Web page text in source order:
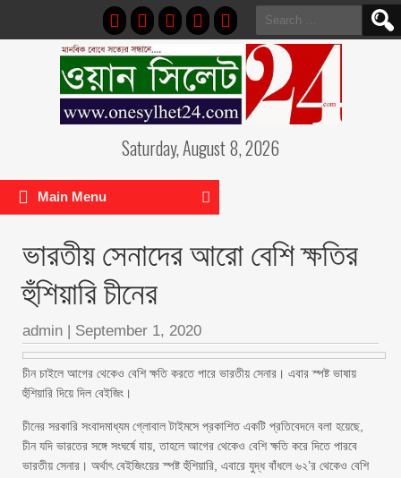
Search
for:
Saturday, August 8, 2026
Main Menu
ভারতীয় সেনাদের আরো বেশি ক্ষতির
হুঁশিয়ারি চীনের
admin | September 1, 2020
চীন চাইলে আগের থেকেও বেশি ক্ষতি করতে পারে ভারতীয় সেনার। এবার স্পষ্ট ভাষায়
হুঁশিয়ারি দিয়ে দিল বেইজিং।
চীনের সরকারি সংবাদমাধ্যম গ্লোবাল টাইমসে প্রকাশিত একটি প্রতিবেদনে বলা হয়েছে,
চীন যদি ভারতের সঙ্গে সংঘর্ষে যায়, তাহলে আগের থেকেও বেশি ক্ষতি করে দিতে পারবে
ভারতীয় সেনার। অর্থাৎ বেইজিংয়ের স্পষ্ট হুঁশিয়ারি, এবারে যুদ্ধ বাঁধলে ৬২’র থেকেও বেশি